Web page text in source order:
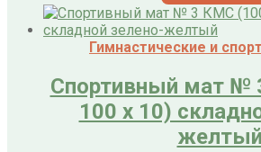
Гимнастические и
Спортивный мат №
100 х 10)
желтый